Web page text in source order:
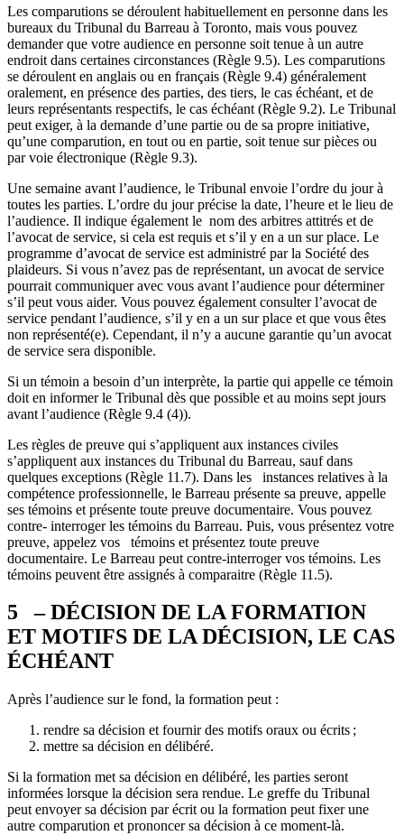
Les comparutions se déroulent habituellement en personne dans les
bureaux du Tribunal du Barreau à Toronto, mais vous pouvez
demander que votre audience en personne soit tenue à un autre
endroit dans certaines circonstances (Règle 9.5). Les comparutions
se déroulent en anglais ou en français (Règle 9.4) généralement
oralement, en présence des parties, des tiers, le cas échéant, et de
leurs représentants respectifs, le cas échéant (Règle 9.2). Le Tribunal
peut exiger, à la demande d’une partie ou de sa propre initiative,
qu’une comparution, en tout ou en partie, soit tenue sur pièces ou
par voie électronique (Règle 9.3).
Une semaine avant l’audience, le Tribunal envoie l’ordre du jour à
toutes les parties. L’ordre du jour précise la date, l’heure et le lieu de
l’audience. Il indique également le nom des arbitres attitrés et de
l’avocat de service, si cela est requis et s’il y en a un sur place. Le
programme d’avocat de service est administré par la Société des
plaideurs. Si vous n’avez pas de représentant, un avocat de service
pourrait communiquer avec vous avant l’audience pour déterminer
s’il peut vous aider. Vous pouvez également consulter l’avocat de
service pendant l’audience, s’il y en a un sur place et que vous êtes
non représenté(e). Cependant, il n’y a aucune garantie qu’un avocat
de service sera disponible.
Si un témoin a besoin d’un interprète, la partie qui appelle ce témoin
doit en informer le Tribunal dès que possible et au moins sept jours
avant l’audience (Règle 9.4 (4)).
Les règles de preuve qui s’appliquent aux instances civiles
s’appliquent aux instances du Tribunal du Barreau, sauf dans
quelques exceptions (Règle 11.7). Dans les instances relatives à la
compétence professionnelle, le Barreau présente sa preuve, appelle
ses témoins et présente toute preuve documentaire. Vous pouvez
contre- interroger les témoins du Barreau. Puis, vous présentez votre
preuve, appelez vos témoins et présentez toute preuve
documentaire. Le Barreau peut contre-interroger vos témoins. Les
témoins peuvent être assignés à comparaitre (Règle 11.5).
5 – DÉCISION DE LA FORMATION
ET MOTIFS DE LA DÉCISION, LE CAS
ÉCHÉANT
Après l’audience sur le fond, la formation peut :
rendre sa décision et fournir des motifs oraux ou écrits ;
mettre sa décision en délibéré.
Si la formation met sa décision en délibéré, les parties seront
informées lorsque la décision sera rendue. Le greffe du Tribunal
peut envoyer sa décision par écrit ou la formation peut fixer une
autre comparution et prononcer sa décision à ce moment-là.